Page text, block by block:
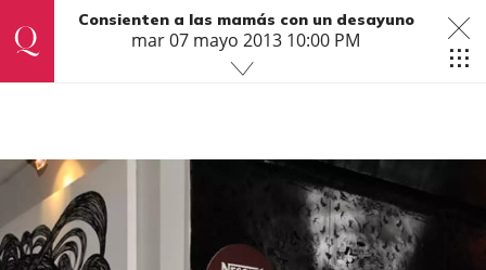
Consienten a las mamás con un desayuno
mar 07 mayo 2013 10:00 PM